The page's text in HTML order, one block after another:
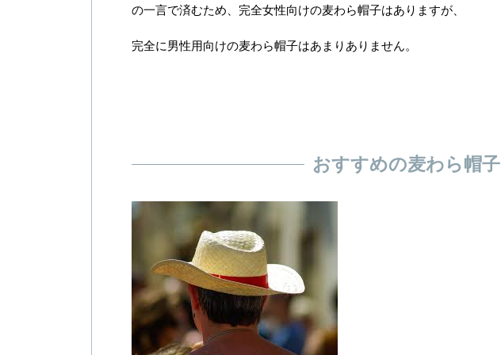
の一言で済むため、完全女性向けの麦わら帽子はありますが、
完全に男性用向けの麦わら帽子はあまりありません。
おすすめの麦わら帽子